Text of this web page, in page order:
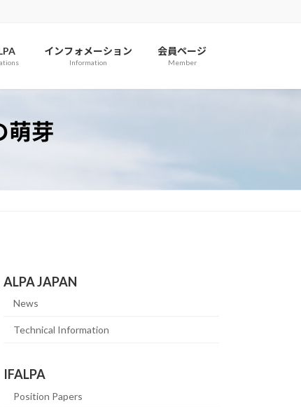
インフォメーション
Information
会員ページ
Member
萌芽
ALPA JAPAN
News
Technical Information
IFALPA
Position Papers